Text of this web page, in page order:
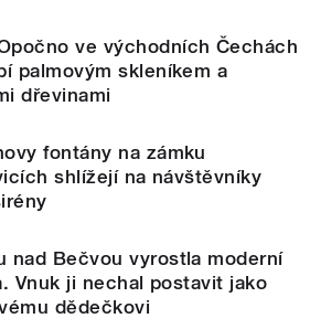
ve východních Čechách
palmovým skleníkem a
dřevinami
fontány na zámku
shlížejí na návštěvníky
nad Bečvou vyrostla moderní
Vnuk ji nechal postavit jako
dědečkovi